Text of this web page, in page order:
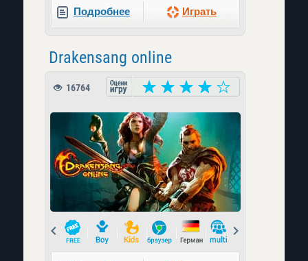
Подробнее Играть
Drakensang online
16764
Prev